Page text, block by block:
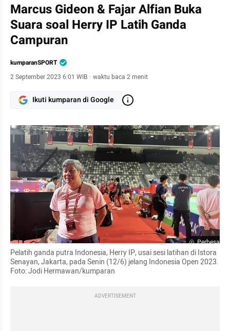
Marcus Gideon & Fajar Alfian Buka
Suara soal Herry IP Latih Ganda
Campuran
kumparanSPORT
2 September 2023 6:01 WIB · waktu baca 2 menit
Ikuti kumparan di Google
Perbesar
Pelatih ganda putra Indonesia, Herry IP, usai sesi latihan di Istora
Senayan, Jakarta, pada Senin (12/6) jelang Indonesia Open 2023.
Foto: Jodi Hermawan/kumparan
ADVERTISEMENT